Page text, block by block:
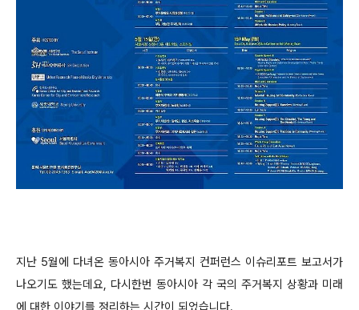
지난 5월에 다녀온 동아시아 주거복지 컨퍼런스 이슈리포트 보고서가
나오기도 했는데요, 다시한번 동아시아 각 국의 주거복지 상황과 미래
에 대한 이야기를 정리하는 시간이 되었습니다.